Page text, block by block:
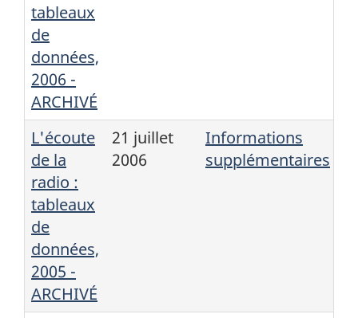
tableaux
de
données,
2006 -
ARCHIVÉ
L'écoute
de la
radio :
tableaux
de
données,
2005 -
ARCHIVÉ
21 juillet
2006
Informations
supplémentaires